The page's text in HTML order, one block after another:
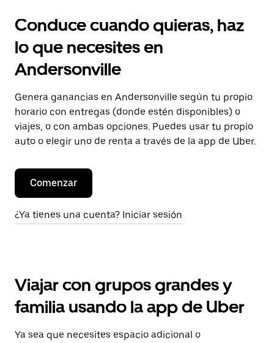
Conduce cuando quieras, haz
lo que necesites en
Andersonville
Genera ganancias en Andersonville según tu propio
horario con entregas (donde estén disponibles) o
viajes, o con ambas opciones. Puedes usar tu propio
auto o elegir uno de renta a través de la app de Uber.
Comenzar
¿Ya tienes una cuenta? Iniciar sesión
Viajar con grupos grandes y
familia usando la app de Uber
Ya sea que necesites espacio adicional o